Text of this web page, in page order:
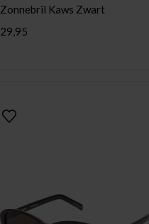
Zonnebril Kaws Zwart
29,95